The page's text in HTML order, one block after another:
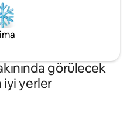
görülecek
iyi yerler